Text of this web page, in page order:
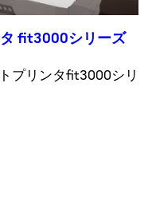
タ fit3000シリーズ
プリンタfit3000シリ